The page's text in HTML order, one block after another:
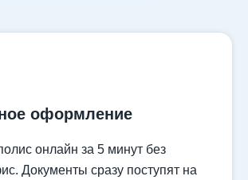
оформление
онлайн за 5 минут без
Документы сразу поступят на